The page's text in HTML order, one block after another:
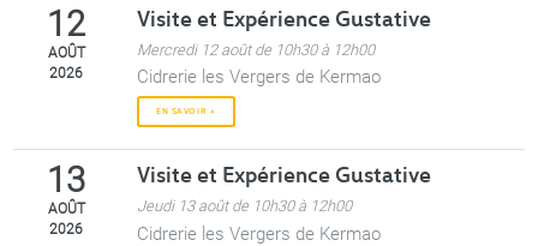
12
AOÛT
2026
Visite et Expérience Gustative
Mercredi 12 août de 10h30 à 12h00
Cidrerie les Vergers de Kermao
EN SAVOIR +
13
AOÛT
2026
Visite et Expérience Gustative
Jeudi 13 août de 10h30 à 12h00
Cidrerie les Vergers de Kermao